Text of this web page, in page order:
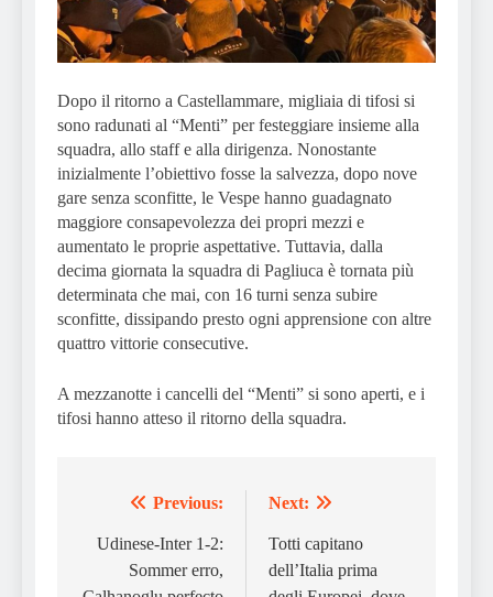
Dopo il ritorno a Castellammare, migliaia di tifosi si
sono radunati al “Menti” per festeggiare insieme alla
squadra, allo staff e alla dirigenza. Nonostante
inizialmente l’obiettivo fosse la salvezza, dopo nove
gare senza sconfitte, le Vespe hanno guadagnato
maggiore consapevolezza dei propri mezzi e
aumentato le proprie aspettative. Tuttavia, dalla
decima giornata la squadra di Pagliuca è tornata più
determinata che mai, con 16 turni senza subire
sconfitte, dissipando presto ogni apprensione con altre
quattro vittorie consecutive.
A mezzanotte i cancelli del “Menti” si sono aperti, e i
tifosi hanno atteso il ritorno della squadra.
navigation
Previous:
Udinese-Inter 1-2:
Sommer erro,
Next:
Totti capitano
dell’Italia prima